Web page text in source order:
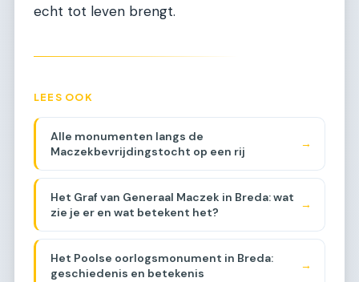
echt tot leven brengt.
LEES OOK
Alle monumenten langs de
Maczekbevrijdingstocht op een rij
→
Het Graf van Generaal Maczek in Breda: wat
zie je er en wat betekent het?
→
Het Poolse oorlogsmonument in Breda:
geschiedenis en betekenis
→